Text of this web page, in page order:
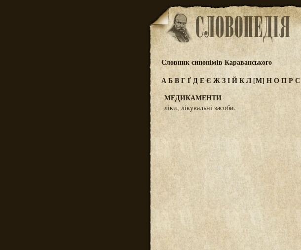
Словник синонімів Караванського
АБВГҐДЕЄ ЖЗІЙКЛ[М] НОПРС
МЕДИКАМЕНТИ
ліки, лікувальні засоби.